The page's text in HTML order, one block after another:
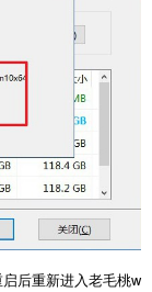
后重新进入老毛桃w